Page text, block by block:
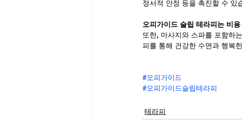
정서적 안정 등을 촉진할 수 있
오피가이드 슬립 테라피는 비
또한, 마사지와 스파를 포함하
피를 통해 건강한 수면과 행복
#오피가이드
#오피가이드슬립테라피
테라피